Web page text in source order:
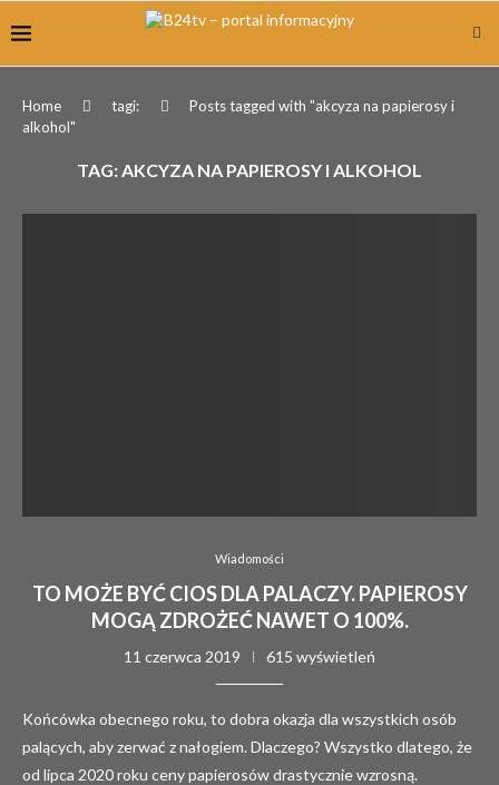
Home tagi:
Posts tagged with "akcyza na papierosy i
alkohol"
TAG:AKCYZA NA PAPIEROSY I ALKOHOL
Wiadomości
TO MOŻE BYĆ CIOS DLA PALACZY. PAPIEROSY
MOGĄ ZDROŻEĆ NAWET O 100%.
11 czerwca 2019 615 wyświetleń
Końcówka obecnego roku, to dobra okazja dla wszystkich osób
palących, aby zerwać z nałogiem. Dlaczego? Wszystko dlatego, że
od lipca 2020 roku ceny papierosów drastycznie wzrosną.